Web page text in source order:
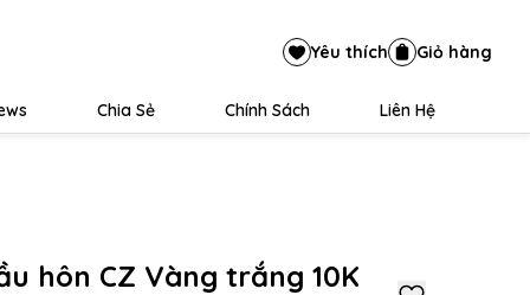
Yêu thích Giỏ hàng
Chia Sẻ Chính Sách Liên Hệ
hôn CZ Vàng trắng 10K